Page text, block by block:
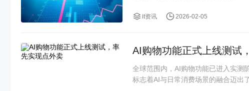
it资讯 2026-02-05
AI购物功能正式上线测试
全球范围内，AI购物功能已进入实测
标志着AI与日常消费场景的融合迈出